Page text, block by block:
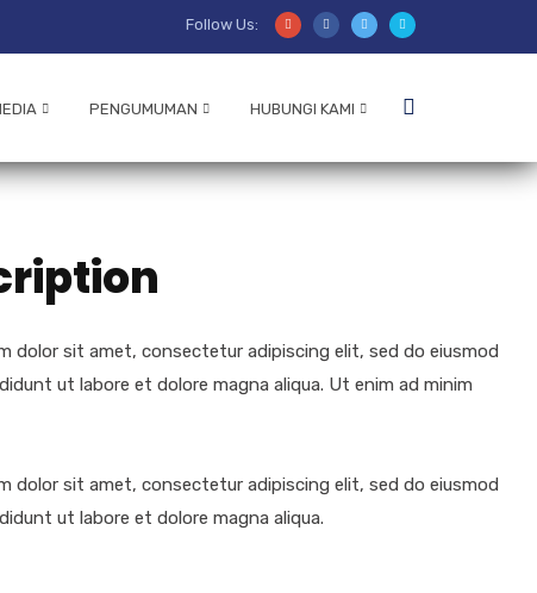
Follow Us:
PENGUMUMAN HUBUNGI KAMI
dolor sit amet, consectetur adipiscing elit, sed do eiusmod
ut labore et dolore magna aliqua. Ut enim ad minim
dolor sit amet, consectetur adipiscing elit, sed do eiusmod
ut labore et dolore magna aliqua.